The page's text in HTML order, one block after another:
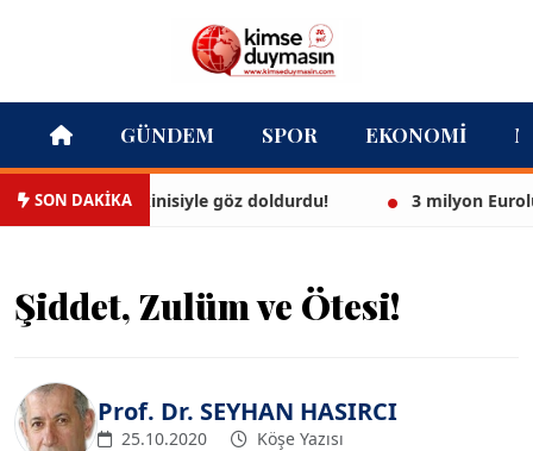
GÜNDEM SPOR EKONOMI
SON DAKİKA
beyaz bikinisiyle göz doldurdu! 3 milyon Euroluk
Şiddet, Zulüm ve Ötesi!
Prof. Dr. SEYHAN HASIRCI
25.10.2020 Köşe Yazısı